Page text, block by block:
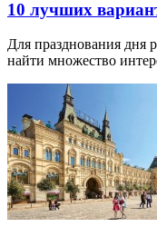
10 лучших
Для празднования дня
найти множество